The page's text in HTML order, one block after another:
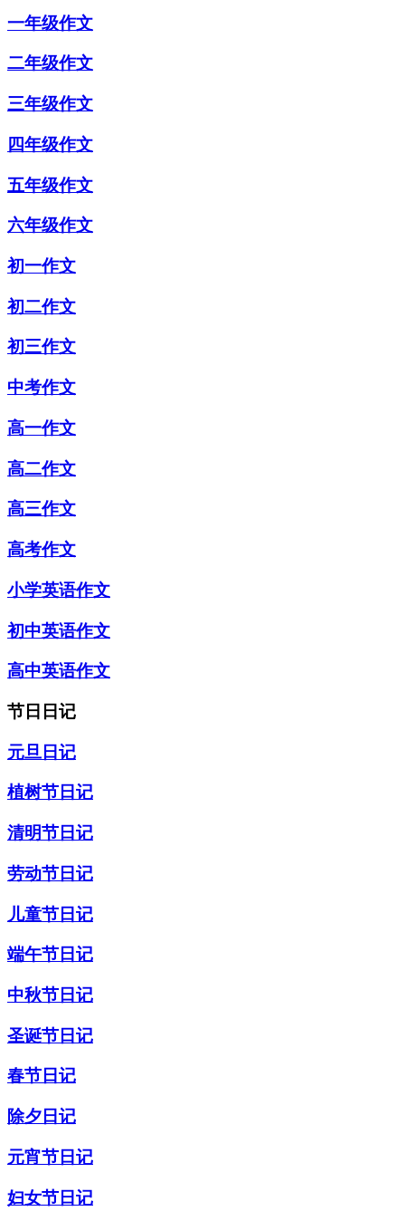
一年级作文
二年级作文
三年级作文
四年级作文
五年级作文
六年级作文
初一作文
初二作文
初三作文
中考作文
高一作文
高二作文
高三作文
高考作文
小学英语作文
初中英语作文
高中英语作文
节日日记
元旦日记
植树节日记
清明节日记
劳动节日记
儿童节日记
端午节日记
中秋节日记
圣诞节日记
春节日记
除夕日记
元宵节日记
妇女节日记